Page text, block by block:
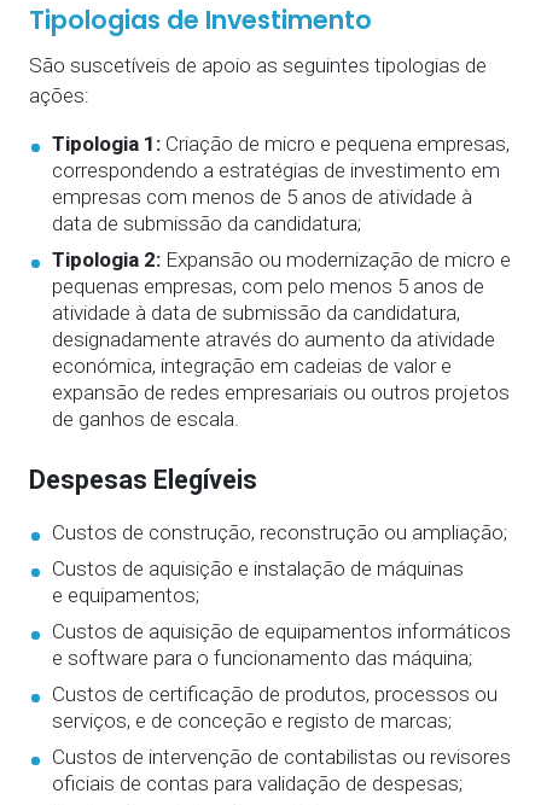
Tipologias de Investimento
São suscetíveis de apoio as seguintes tipologias de
ações:
Tipologia 1:Criação de micro e pequena empresas,
correspondendo a estratégias de investimento em
empresas com menos de 5 anos de atividade à
data de submissão da candidatura;
Tipologia 2:Expansão ou modernização de micro e
pequenas empresas, com pelo menos 5 anos de
atividade à data de submissão da candidatura,
designadamente através do aumento da atividade
económica, integração em cadeias de valor e
expansão de redes empresariais ou outros projetos
de ganhos de escala.
Despesas Elegíveis
Custos de construção, reconstrução ou ampliação;
Custos de aquisição e instalação de máquinas
e equipamentos;
Custos de aquisição de equipamentos informáticos
e software para o funcionamento das máquina;
Custos de certificação de produtos, processos ou
serviços, e de conceção e registo de marcas;
Custos de intervenção de contabilistas ou revisores
oficiais de contas para validação de despesas;